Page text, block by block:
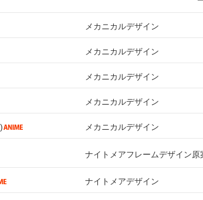
メカニカルデザイン
メカニカルデザイン
メカニカルデザイン
メカニカルデザイン
メカニカルデザイン
ナイトメアフレームデザイン原
ナイトメアデザイン